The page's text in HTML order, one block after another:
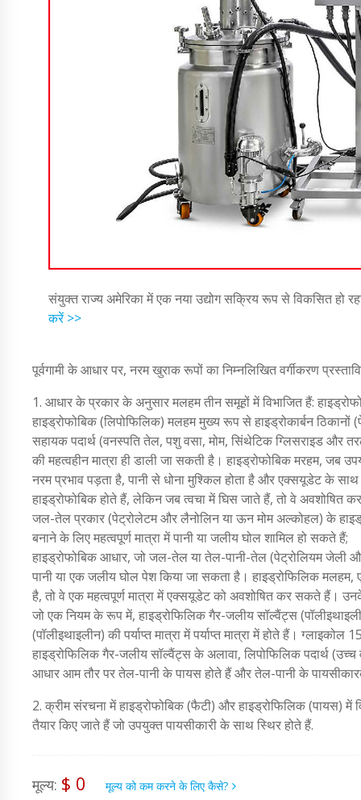
संयुक्त राज्य अमेरिका में एक नया उद्योग सक्रिय रूप से विकसित हो
करें >>
पूर्वगामी के आधार पर, नरम खुराक रूपों का निम्नलिखित वर्गीकरण
1. आधार के प्रकार के अनुसार मलहम तीन समूहों में विभाजित हैं:
हाइड्रोफोबिक (लिपोफिलिक) मलहम मुख्य रूप से हाइड्रोकार्बन
सहायक पदार्थ (वनस्पति तेल, पशु वसा, मोम, सिंथेटिक ग्लिसराइड और
की महत्वहीन मात्रा ही डाली जा सकती है। हाइड्रोफोबिक मरहम, जब
नरम प्रभाव पड़ता है, पानी से धोना मुश्किल होता है और एक्सयूडेट के
हाइड्रोफोबिक होते हैं, लेकिन जब त्वचा में घिस जाते हैं, तो वे अवशोषित
जल-तेल प्रकार (पेट्रोलेटम और लैनोलिन या ऊन मोम अल्कोहल) के
बनाने के लिए महत्वपूर्ण मात्रा में पानी या जलीय घोल शामिल हो सकते हैं;
हाइड्रोफोबिक आधार, जो जल-तेल या तेल-पानी-तेल (पेट्रोलियम जेली
पानी या एक जलीय घोल पेश किया जा सकता है। हाइड्रोफिलिक
है, तो वे एक महत्वपूर्ण मात्रा में एक्सयूडेट को अवशोषित कर सकते हैं।
जो एक नियम के रूप में, हाइड्रोफिलिक गैर-जलीय सॉल्वैंट्स
(पॉलीइथाइलीन) की पर्याप्त मात्रा में पर्याप्त मात्रा में होते हैं।
हाइड्रोफिलिक गैर-जलीय सॉल्वैंट्स के अलावा, लिपोफिलिक पदार्थ
आधार आम तौर पर तेल-पानी के पायस होते हैं और तेल-पानी के
2. क्रीम संरचना में हाइड्रोफोबिक (फैटी) और हाइड्रोफिलिक (पायस)
तैयार किए जाते हैं जो उपयुक्त पायसीकारी के साथ स्थिर होते हैं.
मूल्य: $ 0 मूल्य को कम करने के लिए कैसे?